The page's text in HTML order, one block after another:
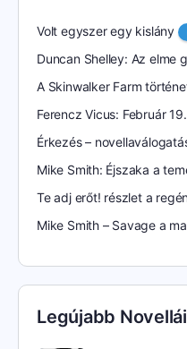
Volt egyszer egy kislány
Duncan Shelley: Az elme
A Skinwalker Farm
Ferencz Vicus: Február 19.
Érkezés –
Mike Smith: Éjszaka a
Te adj erőt! részlet a
Mike Smith – Savage a
Legújabb